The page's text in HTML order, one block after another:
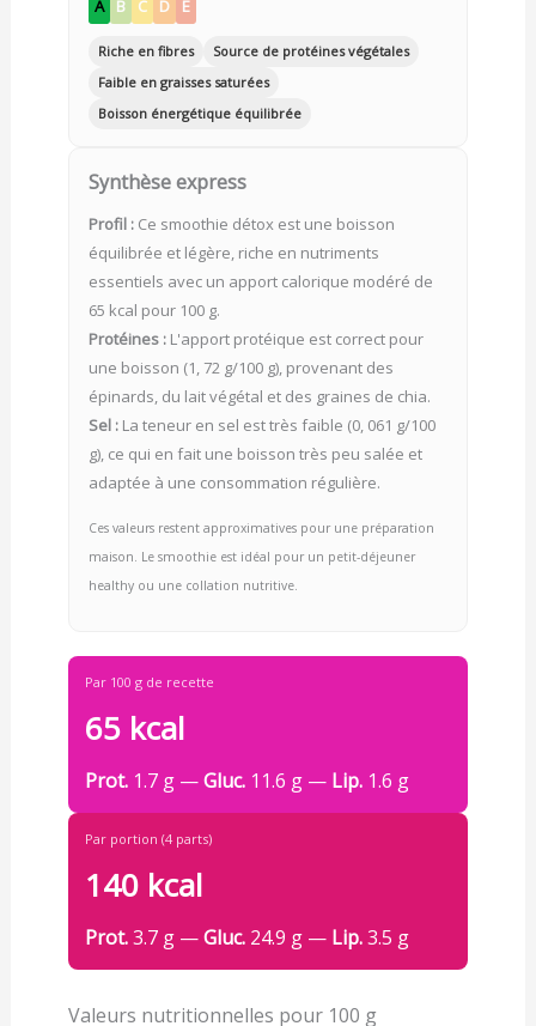
A B C D E
Riche en fibres
Source de protéines végétales
Faible en graisses saturées
Boisson énergétique équilibrée
Synthèse express
Profil :Ce smoothie détox est une boisson
équilibrée et légère, riche en nutriments
essentiels avec un apport calorique modéré de
65 kcal pour 100 g.
Protéines :L'apport protéique est correct pour
une boisson (1, 72 g/100 g), provenant des
épinards, du lait végétal et des graines de chia.
Sel :La teneur en sel est très faible (0, 061 g/100
g), ce qui en fait une boisson très peu salée et
adaptée à une consommation régulière.
Ces valeurs restent approximatives pour une préparation
maison. Le smoothie est idéal pour un petit-déjeuner
healthy ou une collation nutritive.
Par 100 g de recette
65 kcal
Prot.1.7 g —Gluc.11.6 g — Lip.1.6 g
Par portion (4 parts)
140 kcal
Prot.3.7 g —Gluc.24.9 g — Lip.3.5 g
Valeurs nutritionnelles pour 100 g